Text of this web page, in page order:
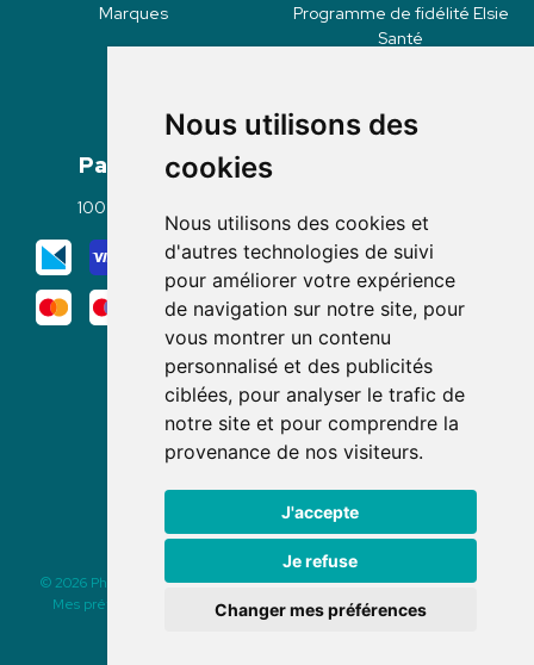
Nous utilisons des
cookies
Nous utilisons des cookies et
d'autres technologies de suivi
pour améliorer votre expérience
de navigation sur notre site, pour
vous montrer un contenu
personnalisé et des publicités
ciblées, pour analyser le trafic de
notre site et pour comprendre la
provenance de nos visiteurs.
J'accepte
Je refuse
Changer mes préférences
Marques
Programme de fidélité Elsie
Santé
Paiement
100% sécurisé
Mode de livraison
Nous suivre
© 2026 Pharmacie des Rochettes | Tous droits réservés | Apotekisto
Mes préférences Cookies | Mentions légales | CGV | Données
personnelles
Cookies